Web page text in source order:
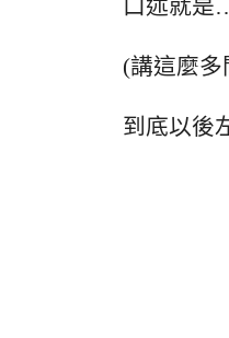
口述就是
(講這麼
到底以後